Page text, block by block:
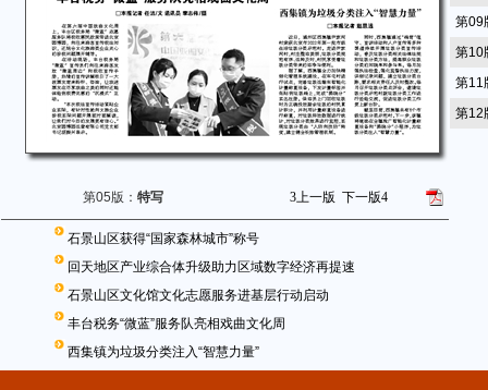
第05版： 特写 3上一版 下一版4
石景山区获得“国家森林城市”称号
回天地区产业综合体升级助力区域数字经济再提速
石景山区文化馆文化志愿服务进基层行动启动
丰台税务“微蓝”服务队亮相戏曲文化周
西集镇为垃圾分类注入“智慧力量”
第09
第10
第11
第12